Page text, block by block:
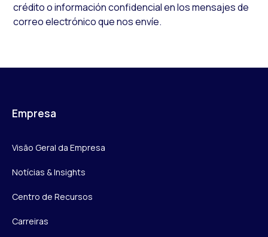
crédito o información confidencial en los mensajes de
correo electrónico que nos envíe.
Empresa
Visão Geral da Empresa
Notícias & Insights
Centro de Recursos
Carreiras